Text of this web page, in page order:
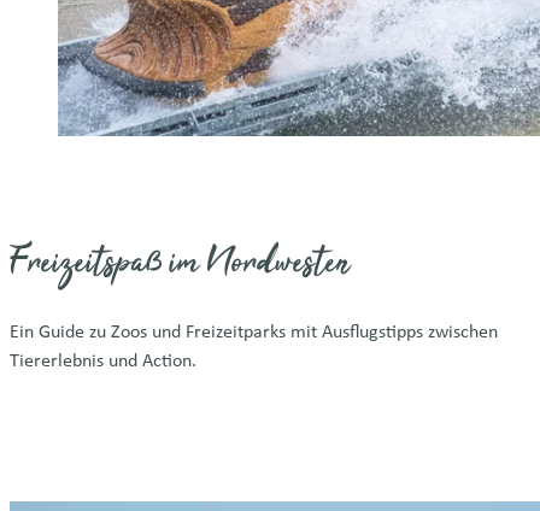
Freizeitspaß im Nordwesten
Ein Guide zu Zoos und Freizeitparks mit Ausflugstipps zwischen
Tiererlebnis und Action.